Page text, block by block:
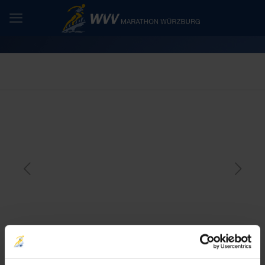
iWelt-Marathon Würzburg plant mit
der 3G-Regel